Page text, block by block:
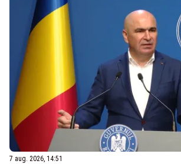
7 aug. 2026, 14:51